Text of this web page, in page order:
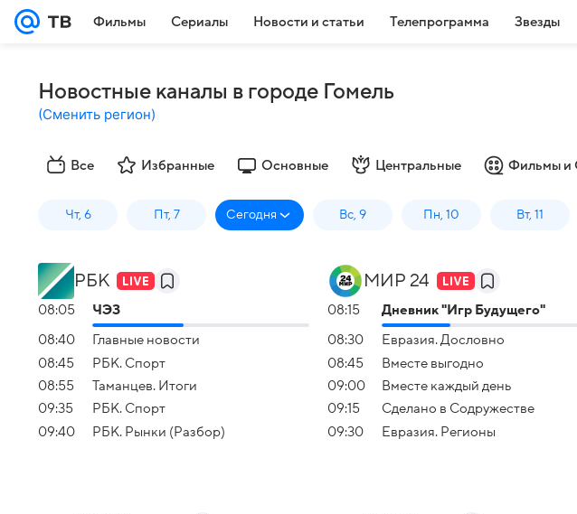
Фильмы Сериалы Новости и статьи Телепрограмма Звезды
Новостные каналы в городе Гомель
(Сменить регион)
Все Избранные Основные Центральные Фильмы и
Чт, 6 Пт, 7 Сегодня Вс, 9 Пн, 10 Вт, 11
РБК
08:05 ЧЭЗ
08:40
Главные новости
08:45
РБК. Спорт
08:55
Таманцев. Итоги
09:35
РБК. Спорт
09:40
РБК. Рынки (Разбор)
МИР 24
08:15 Дневник "Игр Будущего"
08:30
Евразия. Дословно
08:45
Вместе выгодно
09:00
Вместе каждый день
09:15
Сделано в Содружестве
09:30
Евразия. Регионы